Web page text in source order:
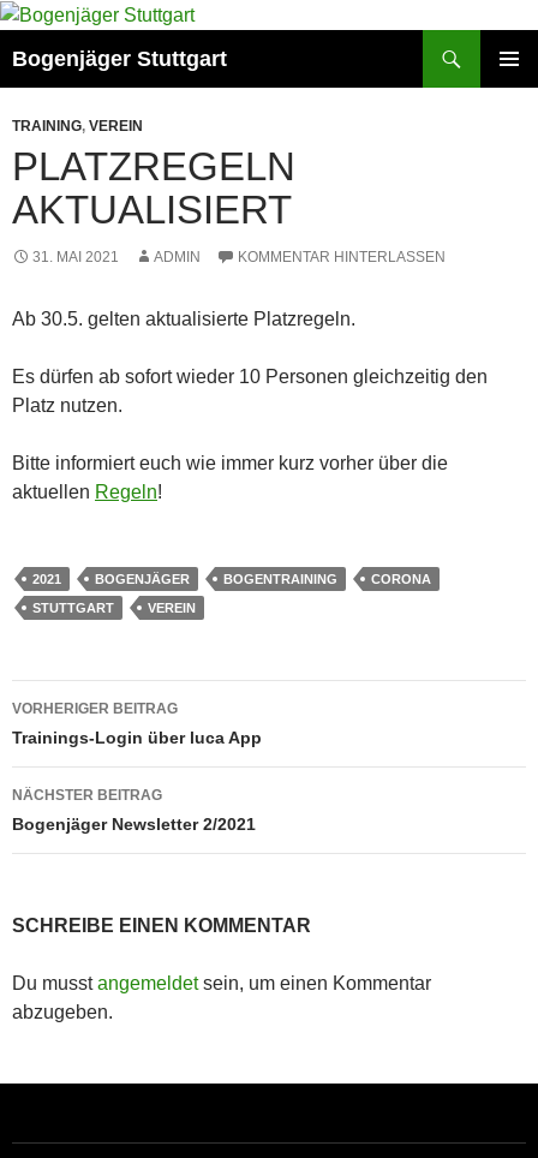
Zum
springen
Bogenjäger Stuttgart
TRAINING, VEREIN
PLATZREGELN
AKTUALISIERT
31. MAI 2021 ADMIN KOMMENTAR HINTERLASSEN
Ab 30.5. gelten aktualisierte Platzregeln.
Es dürfen ab sofort wieder 10 Personen gleichzeitig den
Platz nutzen.
Bitte informiert euch wie immer kurz vorher über die
aktuellen Regeln!
2021 BOGENJÄGER BOGENTRAINING
CORONA
STUTTGART
VEREIN
Beitragsnavigation
VORHERIGER BEITRAG
Trainings-Login über luca App
NÄCHSTER BEITRAG
Bogenjäger Newsletter 2/2021
SCHREIBE EINEN KOMMENTAR
Du musstangemeldetsein, um einen Kommentar
abzugeben.